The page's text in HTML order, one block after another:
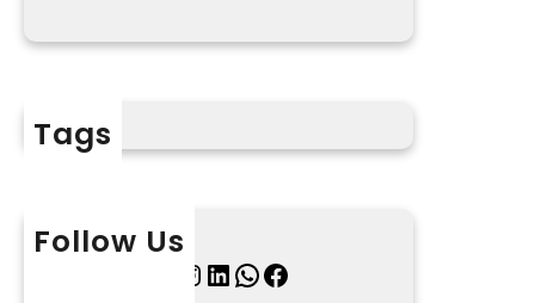
Tags
Follow Us
InstagramLinkedIn WhatsApp Facebook